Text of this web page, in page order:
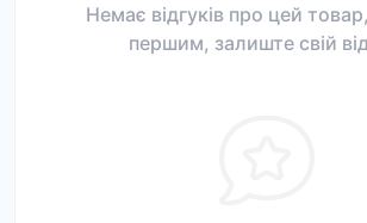
Немає відгуків про цей
першим, залиште свій